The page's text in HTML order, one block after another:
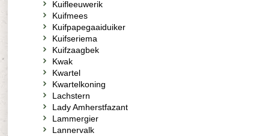
Kuifleeuwerik
Kuifmees
Kuifpapegaaiduiker
Kuifseriema
Kuifzaagbek
Kwak
Kwartel
Kwartelkoning
Lachstern
Lady Amherstfazant
Lammergier
Lannervalk